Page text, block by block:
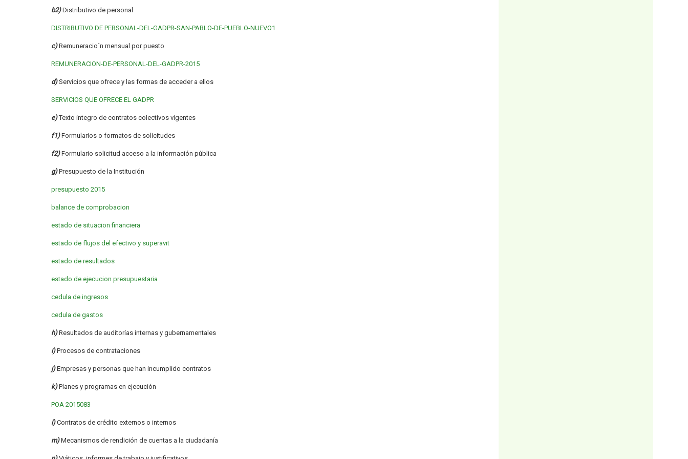
b2)Distributivo de personal
DISTRIBUTIVO DE PERSONAL-DEL-GADPR-SAN-PABLO-DE-PUEBLO-NUEVO1
c)Remuneracio´n mensual por puesto
REMUNERACION-DE-PERSONAL-DEL-GADPR-2015
d)Servicios que ofrece y las formas de acceder a ellos
SERVICIOS QUE OFRECE EL GADPR
e)Texto íntegro de contratos colectivos vigentes
f1)Formularios o formatos de solicitudes
f2)Formulario solicitud acceso a la información pública
g) Presupuesto de la Institución
presupuesto 2015
balance de comprobacion
estado de situacion financiera
estado de flujos del efectivo y superavit
estado de resultados
estado de ejecucion presupuestaria
cedula de ingresos
cedula de gastos
h)Resultados de auditorías internas y gubernamentales
i) Procesos de contrataciones
j) Empresas y personas que han incumplido contratos
k) Planes y programas en ejecución
POA 2015083
l) Contratos de crédito externos o internos
m)Mecanismos de rendición de cuentas a la ciudadanía